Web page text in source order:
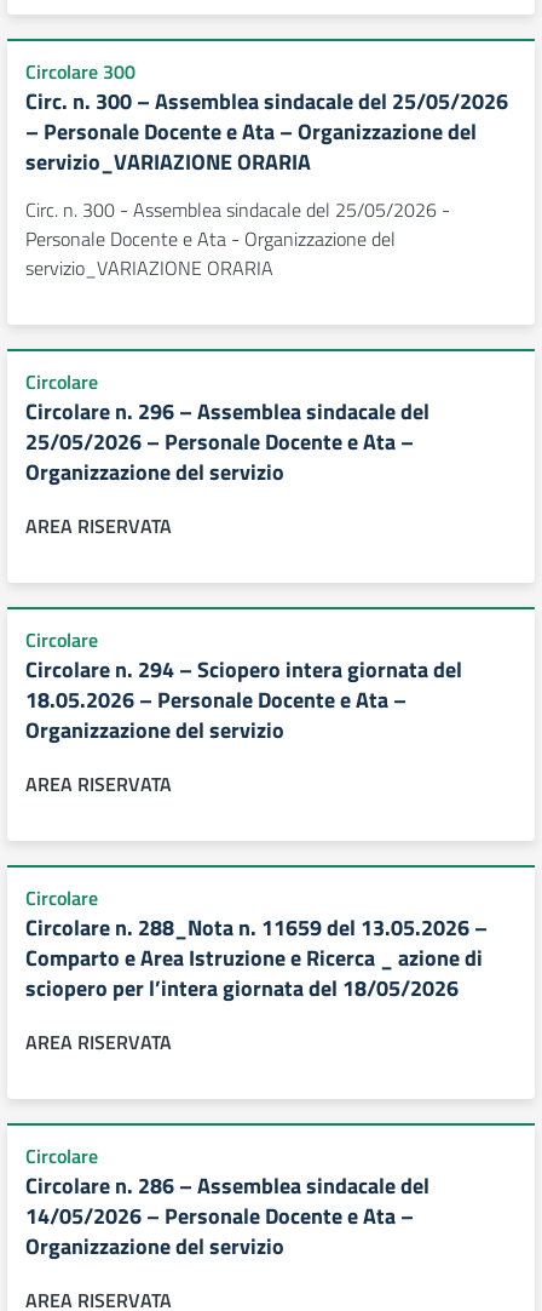
Circolare 300
Circ. n. 300 – Assemblea sindacale del 25/05/2026
– Personale Docente e Ata – Organizzazione del
servizio_VARIAZIONE ORARIA
Circ. n. 300 - Assemblea sindacale del 25/05/2026 -
Personale Docente e Ata - Organizzazione del
servizio_VARIAZIONE ORARIA
Circolare
Circolare n. 296 – Assemblea sindacale del
25/05/2026 – Personale Docente e Ata –
Organizzazione del servizio
AREA RISERVATA
Circolare
Circolare n. 294 – Sciopero intera giornata del
18.05.2026 – Personale Docente e Ata –
Organizzazione del servizio
AREA RISERVATA
Circolare
Circolare n. 288_Nota n. 11659 del 13.05.2026 –
Comparto e Area Istruzione e Ricerca _ azione di
sciopero per l’intera giornata del 18/05/2026
AREA RISERVATA
Circolare
Circolare n. 286 – Assemblea sindacale del
14/05/2026 – Personale Docente e Ata –
Organizzazione del servizio
AREA RISERVATA